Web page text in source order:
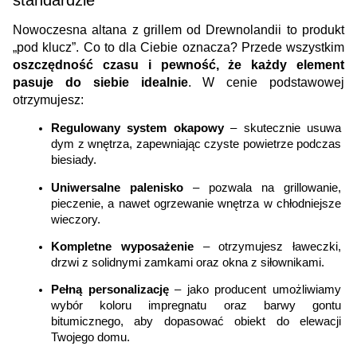
Nowoczesna altana z grillem od Drewnolandii to produkt
oszczędność czasu i pewność, że każdy element
pasuje do siebie idealnie. W cenie podstawowej
otrzymujesz:
Regulowany system okapowy – skutecznie usuwa
dym z wnętrza, zapewniając czyste powietrze podczas
biesiady.
Uniwersalne palenisko – pozwala na grillowanie,
pieczenie, a nawet ogrzewanie wnętrza w chłodniejsze
wieczory.
Kompletne wyposażenie – otrzymujesz ławeczki,
drzwi z solidnymi zamkami oraz okna z siłownikami.
Pełną personalizację – jako producent umożliwiamy
wybór koloru impregnatu oraz barwy gontu
bitumicznego, aby dopasować obiekt do elewacji
Twojego domu.